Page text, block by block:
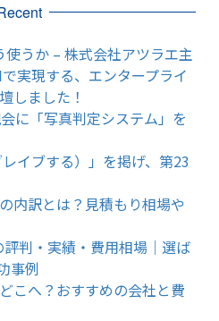
うか – 株式会社アツラエ主
実現する、エンタープライ
しました！
に「写真判定システム」を
レイブする）」を掲げ、第23
内訳とは？見積もり相場や
判・実績・費用相場｜選ば
事例
こへ？おすすめの会社と費